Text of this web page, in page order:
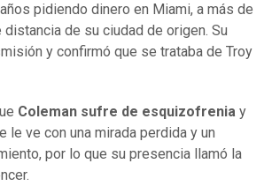
pidiendo dinero en Miami, a más de
de su ciudad de origen. Su
y confirmó que se trataba de Troy
Coleman sufre de esquizofrenia y
le ve con una mirada perdida y un
por lo que su presencia llamó la